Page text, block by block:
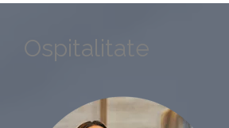
Ospitalitate